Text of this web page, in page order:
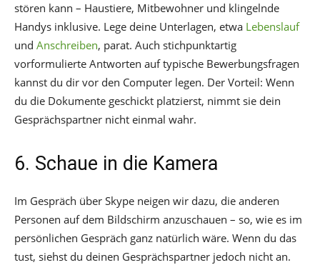
stören kann – Haustiere, Mitbewohner und klingelnde
Handys inklusive. Lege deine Unterlagen, etwa Lebenslauf
und Anschreiben, parat. Auch stichpunktartig
vorformulierte Antworten auf typische Bewerbungsfragen
kannst du dir vor den Computer legen. Der Vorteil: Wenn
du die Dokumente geschickt platzierst, nimmt sie dein
Gesprächspartner nicht einmal wahr.
6. Schaue in die Kamera
Im Gespräch über Skype neigen wir dazu, die anderen
Personen auf dem Bildschirm anzuschauen – so, wie es im
persönlichen Gespräch ganz natürlich wäre. Wenn du das
tust, siehst du deinen Gesprächspartner jedoch nicht an.